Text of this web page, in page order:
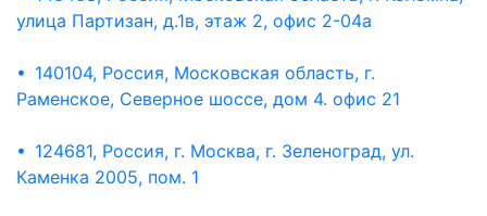
улица Партизан, д.1в, этаж 2, офис 2-04а
• 140104, Россия, Московская область, г.
Раменское, Северное шоссе, дом 4. офис 21
• 124681, Россия, г. Москва, г. Зеленоград, ул.
Каменка 2005, пом. 1